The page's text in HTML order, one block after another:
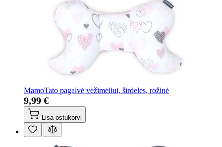
MamoTato pagalvė vežimėliui, širdelės, rožinė
9,99 €
Lisa ostukorvi